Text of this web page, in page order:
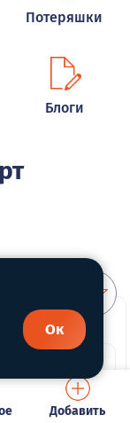
Потеряшки
Блоги
Добавить
Ок